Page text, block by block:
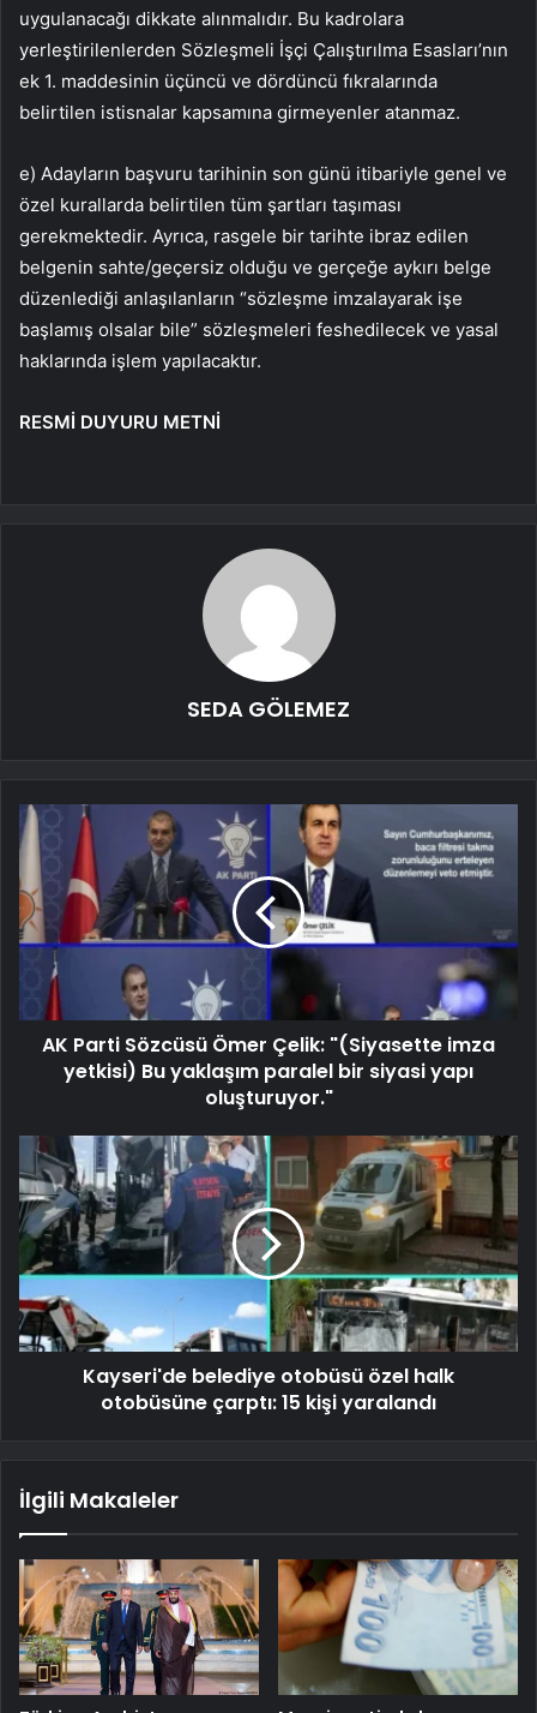
uygulanacağı dikkate alınmalıdır. Bu kadrolara
yerleştirilenlerden Sözleşmeli İşçi Çalıştırılma Esasları’nın
ek 1. maddesinin üçüncü ve dördüncü fıkralarında
belirtilen istisnalar kapsamına girmeyenler atanmaz.
e) Adayların başvuru tarihinin son günü itibariyle genel ve
özel kurallarda belirtilen tüm şartları taşıması
gerekmektedir. Ayrıca, rasgele bir tarihte ibraz edilen
belgenin sahte/geçersiz olduğu ve gerçeğe aykırı belge
düzenlediği anlaşılanların “sözleşme imzalayarak işe
başlamış olsalar bile” sözleşmeleri feshedilecek ve yasal
haklarında işlem yapılacaktır.
RESMİ DUYURU METNİ
SEDA GÖLEMEZ
AK Parti Sözcüsü Ömer Çelik: "(Siyasette imza
yetkisi) Bu yaklaşım paralel bir siyasi yapı
oluşturuyor."
Kayseri'de belediye otobüsü özel halk
otobüsüne çarptı: 15 kişi yaralandı
İlgili Makaleler